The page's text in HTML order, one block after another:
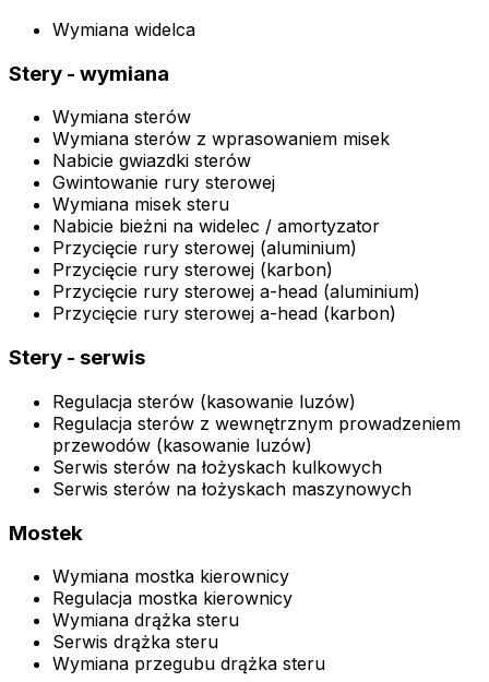
Wymiana widelca
Stery - wymiana
Wymiana sterów
Wymiana sterów z wprasowaniem misek
Nabicie gwiazdki sterów
Gwintowanie rury sterowej
Wymiana misek steru
Nabicie bieżni na widelec / amortyzator
Przycięcie rury sterowej (aluminium)
Przycięcie rury sterowej (karbon)
Przycięcie rury sterowej a-head (aluminium)
Przycięcie rury sterowej a-head (karbon)
Stery - serwis
Regulacja sterów (kasowanie luzów)
Regulacja sterów z wewnętrznym prowadzeniem
przewodów (kasowanie luzów)
Serwis sterów na łożyskach kulkowych
Serwis sterów na łożyskach maszynowych
Mostek
Wymiana mostka kierownicy
Regulacja mostka kierownicy
Wymiana drążka steru
Serwis drążka steru
Wymiana przegubu drążka steru